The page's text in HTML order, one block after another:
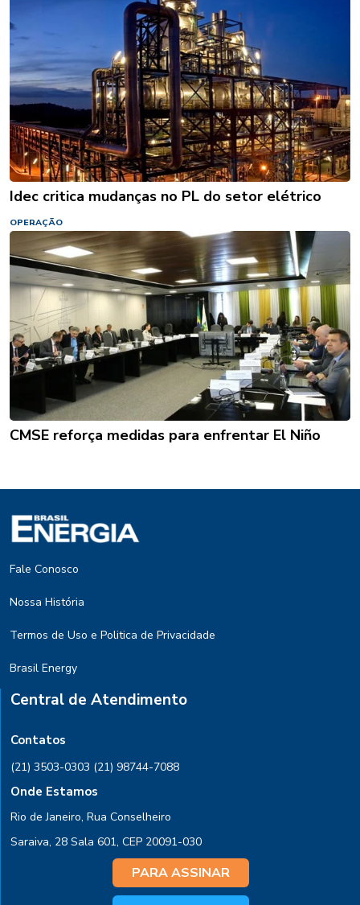
Idec critica mudanças no PL do setor elétrico
OPERAÇÃO
CMSE reforça medidas para enfrentar El Niño
Fale Conosco
Nossa História
Termos de Uso e Politica de Privacidade
Brasil Energy
Central de Atendimento
Contatos
(21) 3503-0303 (21) 98744-7088
Onde Estamos
Rio de Janeiro, Rua Conselheiro
Saraiva, 28 Sala 601, CEP 20091-030
PARA ASSINAR